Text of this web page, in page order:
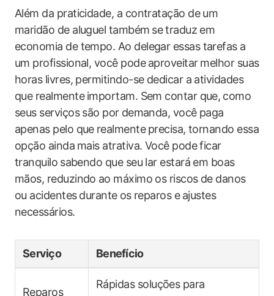
Além​ da praticidade, a contratação de um
maridão de aluguel‌ também⁢ se⁤ traduz em
economia de tempo. Ao delegar essas tarefas a
um profissional,‌ você pode ⁤aproveitar⁣ melhor suas
horas ‌livres, ‍permitindo-se dedicar a atividades
que realmente⁤ importam. Sem ‍contar que, ⁢como
seus serviços são por⁤ demanda,‌ você paga
‌apenas pelo que ⁣realmente ⁣precisa, tornando essa
opção ainda ⁣mais atrativa. Você pode ficar
tranquilo ⁤sabendo que seu lar estará ​em boas
mãos, reduzindo ⁢ao máximo os ‍riscos de​ danos
ou‌ acidentes⁣ durante⁣ os reparos e⁤ ajustes‍
necessários.
Serviço Benefício
Reparos
Rápidas ​soluções para